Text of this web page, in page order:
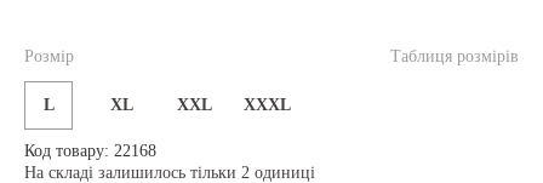
Таблиця розмірів
Розмір
L XL XXL ХХХL
Код товару: 22168
На складі залишилось тільки 2 одиниці